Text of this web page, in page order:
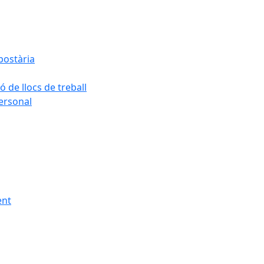
de llocs de treball